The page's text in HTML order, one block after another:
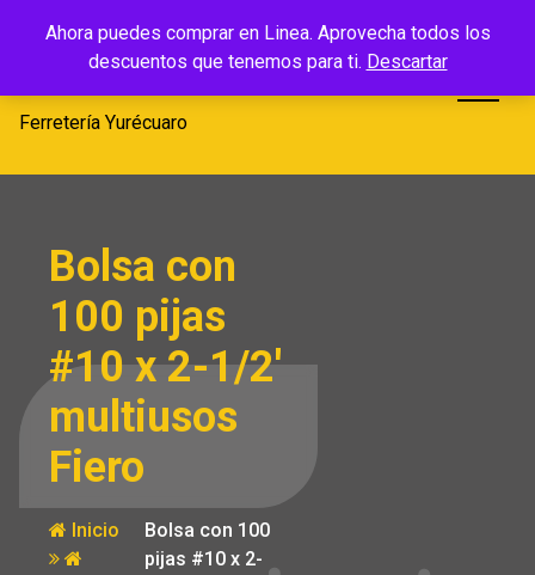
Ahora puedes comprar en Linea. Aprovecha todos los
descuentos que tenemos para ti. Descartar
Ferretería
Yurécuaro
Ferretería Yurécuaro
Bolsa con
100 pijas
#10 x 2-1/2′
multiusos
Fiero
Inicio
Bolsa con 100
pijas #10 x 2-